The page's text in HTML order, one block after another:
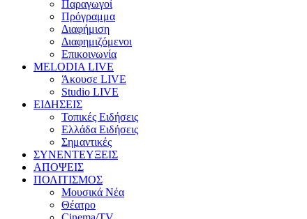
Παραγωγοί
Πρόγραμμα
Διαφήμιση
Διαφημιζόμενοι
Επικοινωνία
MELODIA LIVE
Άκουσε LIVE
Studio LIVE
ΕΙΔΗΣΕΙΣ
Τοπικές Ειδήσεις
Ελλάδα Ειδήσεις
Σημαντικές
ΣΥΝΕΝΤΕΥΞΕΙΣ
ΑΠΟΨΕΙΣ
ΠΟΛΙΤΙΣΜΟΣ
Μουσικά Νέα
Θέατρο